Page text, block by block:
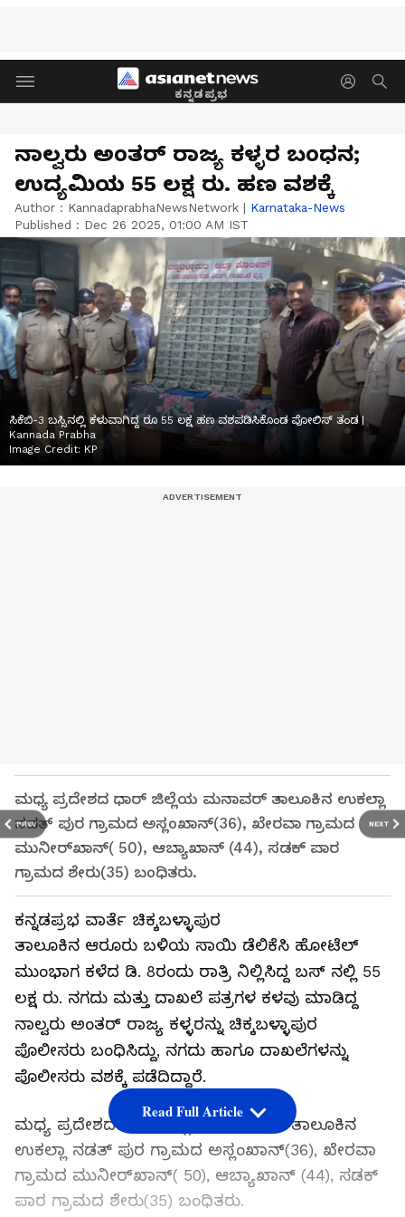
ಕನ್ನಡಪ್ರಭ
PREV NEXT
ನಾಲ್ವರು ಅಂತರ್ ರಾಜ್ಯ ಕಳ್ಳರ ಬಂಧನ;
ಉದ್ಯಮಿಯ 55 ಲಕ್ಷ ರು. ಹಣ ವಶಕ್ಕೆ
Author : KannadaprabhaNewsNetwork | Karnataka-News
Published : Dec 26 2025, 01:00 AM IST
ಸಿಕೆಬಿ-3 ಬಸ್ಸಿನಲ್ಲಿ ಕಳುವಾಗಿದ್ದ ರೂ 55 ಲಕ್ಷ ಹಣ ವಶಪಡಿಸಿಕೊಂಡ ಪೋಲಿಸ್ ತಂಡ |
Kannada Prabha
Image Credit: KP
ಮಧ್ಯ ಪ್ರದೇಶದ ಧಾರ್ ಜಿಲ್ಲೆಯ ಮನಾವರ್ ತಾಲೂಕಿನ ಉಕಲ್ಲಾ
ನಡತ್ ಪುರ ಗ್ರಾಮದ ಅಸ್ಲಂಖಾನ್(36), ಖೇರವಾ ಗ್ರಾಮದ
ಮುನೀರ್‌ಖಾನ್( 50), ಆಬ್ಯಾಖಾನ್ (44), ಸಡಕ್ ಪಾರ
ಗ್ರಾಮದ ಶೇರು(35) ಬಂಧಿತರು.
ಕನ್ನಡಪ್ರಭ ವಾರ್ತೆ ಚಿಕ್ಕಬಳ್ಳಾಪುರ
ತಾಲೂಕಿನ ಆರೂರು ಬಳಿಯ ಸಾಯಿ ಡೆಲಿಕೆಸಿ ಹೋಟೆಲ್‌
ಮುಂಭಾಗ ಕಳೆದ ಡಿ. 8ರಂದು ರಾತ್ರಿ ನಿಲ್ಲಿಸಿದ್ದ ಬಸ್ ನಲ್ಲಿ 55
ಲಕ್ಷ ರು.‌ ನಗದು ಮತ್ತು ದಾಖಲೆ ಪತ್ರಗಳ ಕಳವು ಮಾಡಿದ್ದ
ನಾಲ್ವರು ಅಂತರ್ ರಾಜ್ಯ ಕಳ್ಳರನ್ನು ಚಿಕ್ಕಬಳ್ಳಾಪುರ
ಪೊಲೀಸರು ಬಂಧಿಸಿದ್ದು, ನಗದು ಹಾಗೂ ದಾಖಲೆಗಳನ್ನು
ಪೊಲೀಸರು ವಶಕ್ಕೆ ಪಡೆದಿದ್ದಾರೆ.
ಮಧ್ಯ ಪ್ರದೇಶದ ಧಾರ್ ಜಿಲ್ಲೆಯ ಮನಾವರ್ ತಾಲೂಕಿನ
ಉಕಲ್ಲಾ ನಡತ್ ಪುರ ಗ್ರಾಮದ ಅಸ್ಲಂಖಾನ್(36), ಖೇರವಾ
ಗ್ರಾಮದ ಮುನೀರ್‌ಖಾನ್( 50), ಆಬ್ಯಾಖಾನ್ (44), ಸಡಕ್
ಪಾರ ಗ್ರಾಮದ ಶೇರು(35) ಬಂಧಿತರು.
Read Full Article